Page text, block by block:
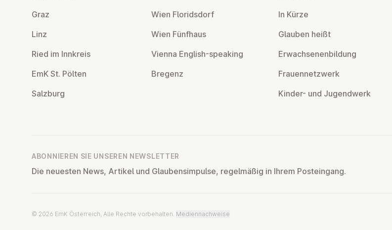
Graz
Linz
Ried im Innkreis
EmK St. Pölten
Salzburg
Wien Flo­rids­dorf
Wien Fünfhaus
Vienna English-speaking
Bregenz
In Kürze
Glauben heißt
Er­wach­se­nen­bil­dung
Frau­en­netz­werk
Kinder- und Ju­gend­werk
ABONNIEREN SIE UNSEREN NEWSLETTER
Die neuesten News, Artikel und Glaubensimpulse, regelmäßig in Ihrem Posteingang.
© 2026 EmK Österreich, Alle Rechte vorbehalten. Mediennachweise